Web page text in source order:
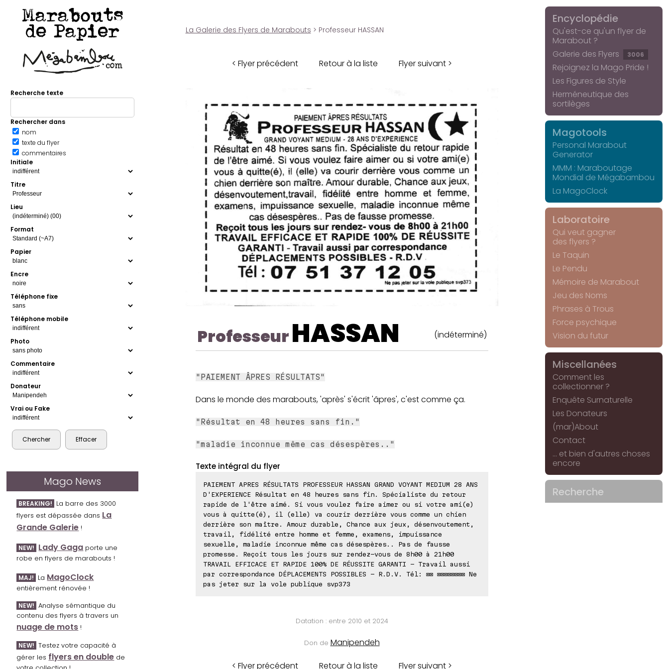
Marabouts
de Papier
Recherche texte
Rechercher dans
nom
texte du flyer
commentaires
Initiale
Titre
Lieu
Format
Papier
Encre
Téléphone fixe
Téléphone mobile
Photo
Commentaire
Donateur
Vrai ou Fake
Mago News
BREAKING! La barre des 3000
flyers est dépassée dans La
Grande Galerie !
NEW! Lady Gaga porte une
robe en flyers de marabouts !
MAJ! La MagoClock
entièrement rénovée !
NEW! Analyse sémantique du
contenu des flyers à travers un
nuage de mots !
NEW! Testez votre capacité à
gérer les flyers en double de
La Galerie des Flyers de Marabouts > Professeur HASSAN
< Flyer précédent Retour à la liste Flyer suivant >
ProfesseurHASSAN (indéterminé)
"PAIEMENT ÂPRES RÉSULTATS"
Dans le monde des marabouts, 'après' s'écrit 'âpres', c'est comme ça.
"Résultat en 48 heures sans fin."
"maladie inconnue même cas désespères.."
Texte intégral du flyer
PAIEMENT APRES RÉSULTATS PROFESSEUR HASSAN GRAND VOYANT MEDIUM 28 ANS
D'EXPERIENCE Résultat en 48 heures sans fin. Spécialiste du retour
rapide de l'être aimé. Si vous voulez faire aimer ou si votre ami(e)
vous à quitte(é), il (elle) va courir derrière vous comme un chien
derrière son maître. Amour durable, Chance aux jeux, désenvoutement,
travail, fidélité entre homme et femme, examens, impuissance
sexuelle, maladie inconnue même cas désespères.. Pas de fausse
promesse. Reçoit tous les jours sur rendez-vous de 8h00 à 21h00
TRAVAIL EFFICACE ET RAPIDE 100% DE RÉUSSITE GARANTI - Travail aussi
par correspondance DÉPLACEMENTS POSSIBLES - R.D.V. Tél: ⊠⊠ ⊠⊠⊠⊠⊠⊠⊠⊠ Ne
pas jeter sur la vole publique svp373
Datation : entre 2010 et 2024
Don de Manipendeh
< Flyer précédent Retour à la liste Flyer suivant >
Encyclopédie
Qu'est-ce qu'un flyer de
Marabout ?
Galerie des Flyers
3006
Rejoignez la Mago Pride !
Les Figures de Style
Herméneutique des
sortilèges
Magotools
Personal Marabout
Generator
MMM : Maraboutage
Mondial de Mégabambou
La MagoClock
Laboratoire
Qui veut gagner
des flyers ?
Le Taquin
Le Pendu
Mémoire de Marabout
Jeu des Noms
Phrases à Trous
Force psychique
Vision du futur
Miscellanées
Comment les
collectionner ?
Enquête Surnaturelle
Les Donateurs
(mar)About
Contact
... et bien d'autres choses
encore
Recherche